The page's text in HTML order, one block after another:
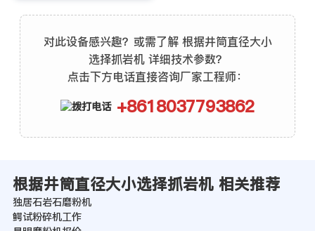
对此设备感兴趣？或需了解 根据井筒直径大小
选择抓岩机 详细技术参数？
点击下方电话直接咨询厂家工程师：
+8618037793862
根据井筒直径大小选择抓岩机 相关推荐
独居石岩石磨粉机
鳄试粉碎机工作